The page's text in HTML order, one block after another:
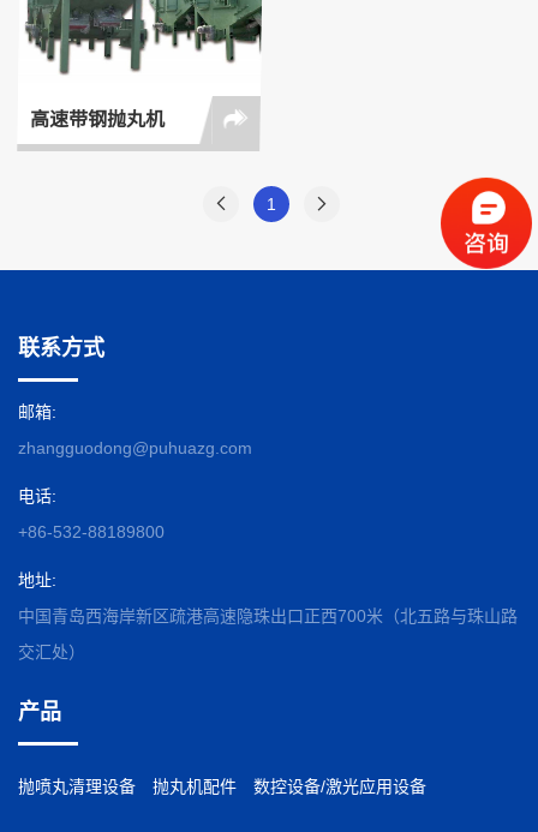
高速带钢抛丸机
1
联系方式
邮箱:
zhangguodong@puhuazg.com
电话:
+86-532-88189800
地址:
中国青岛西海岸新区疏港高速隐珠出口正西700米（北五路与珠山路
交汇处）
产品
抛喷丸清理设备 抛丸机配件 数控设备/激光应用设备